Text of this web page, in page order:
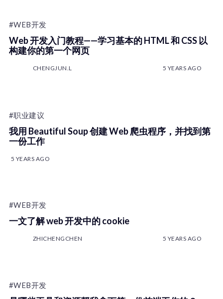
#WEB开发
Web 开发入门教程——学习基本的 HTML 和 CSS 以
构建你的第一个网页
CHENGJUN.L 5 YEARS AGO
#职业建议
我用 Beautiful Soup 创建 Web 爬虫程序，并找到第
一份工作
5 YEARS AGO
#WEB开发
一文了解 web 开发中的 cookie
ZHICHENGCHEN 5 YEARS AGO
#WEB开发